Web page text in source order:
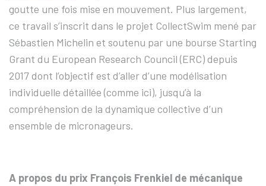
goutte une fois mise en mouvement. Plus largement,
ce travail s’inscrit dans le projet CollectSwim mené par
Sébastien Michelin et soutenu par une bourse Starting
Grant du European Research Council (ERC) depuis
2017 dont l’objectif est d’aller d’une modélisation
individuelle détaillée (comme ici), jusqu’à la
compréhension de la dynamique collective d’un
ensemble de micronageurs.
A propos du prix François Frenkiel de mécanique